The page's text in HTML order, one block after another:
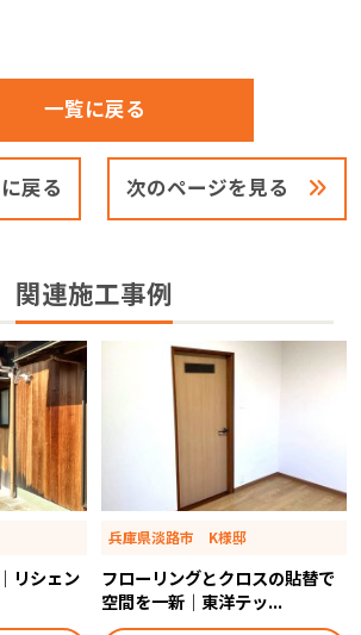
戻る
一覧に戻る
次のページを見る
関連施工事例
リシェン
兵庫県淡路市 K様邸
フローリングとクロスの貼替で
空間を一新｜東洋テッ...